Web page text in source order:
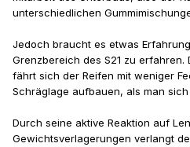
unterschiedlichen
Jedoch braucht es etwas
Grenzbereich des S21 zu
fährt sich der Reifen mit weniger
Schräglage aufbauen, als man
Durch seine aktive Reaktion auf
Gewichtsverlagerungen verlangt